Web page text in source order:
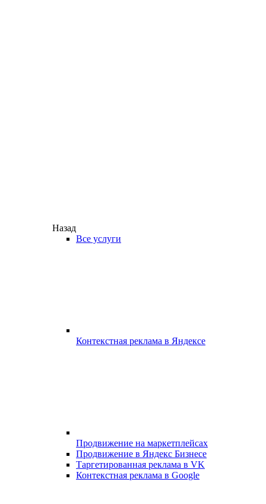
Назад
Все услуги
Контекстная реклама в Яндексе
Продвижение на маркетплейсах
Продвижение в Яндекс Бизнесе
Таргетированная реклама в VK
Контекстная реклама в Google